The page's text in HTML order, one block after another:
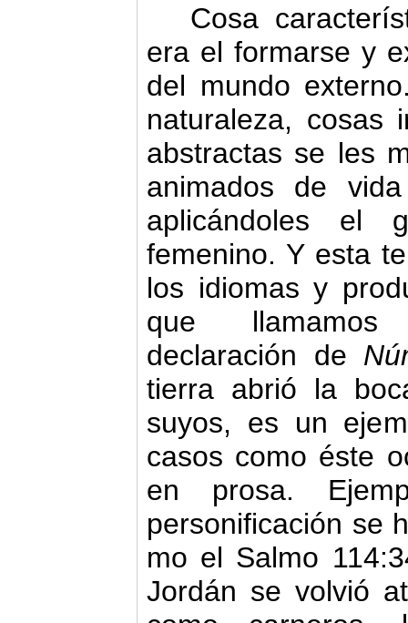
Cosa
era el formarse y
del mundo
naturaleza, cosas
abstractas se les
animados de
aplicándoles el
femenino. Y esta
los idiomas y
que lla­mamos
declaración de
tierra abrió la
suyos, es un
casos como éste
en prosa.
personificación se
mo el Salmo
Jordán se volvió